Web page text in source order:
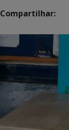
Compartilhar: